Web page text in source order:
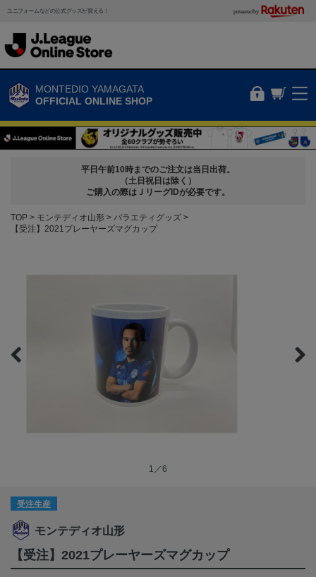
ユニフォームなどの公式グッズが買える！ powered by
MONTEDIO YAMAGATA
OFFICIAL ONLINE SHOP
平日午前10時までのご注文は当日出荷。
（土日祝日は除く）
ご購入の際はＪリーグIDが必要です。
TOP モンテディオ山形
バラエティグッズ
【受注】2021プレーヤーズマグカップ
1／6
受注生産
モンテディオ山形
【受注】2021プレーヤーズマグカップ